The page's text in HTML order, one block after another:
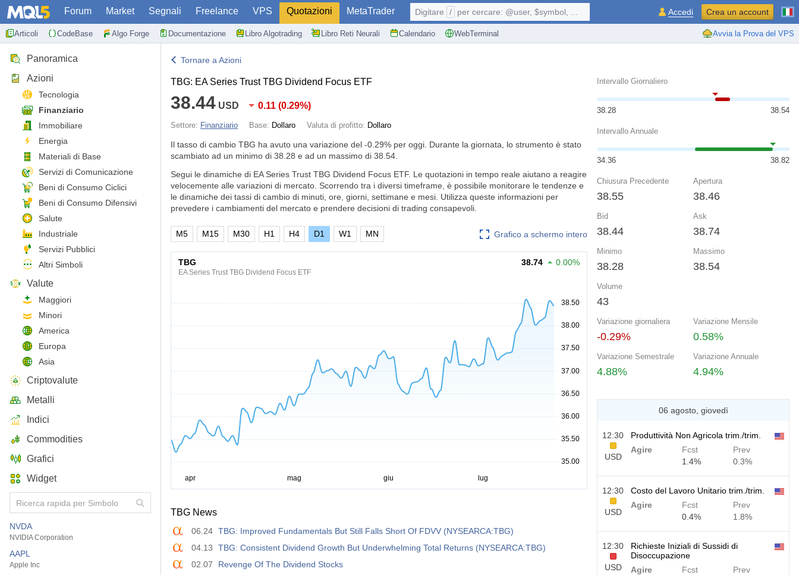
Forum Market Segnali Freelance VPS Quotazioni MetaTrader
Articoli CodeBase Algo Forge Documentazione Libro Algotrading Libro Reti Neurali Calendario WebTerminal Avvia la Prova del VPS
Digitare / per cercare: @user, $symbol, ... Accedi Crea un account
Panoramica
Azioni
Tecnologia
Finanziario
Immobiliare
Energia
Materiali di Base
Servizi di Comunicazione
Beni di Consumo Ciclici
Beni di Consumo Difensivi
Salute
Industriale
Servizi Pubblici
Altri Simboli
Valute
Maggiori
Minori
America
Europa
Asia
Criptovalute
Metalli
Indici
Commodities
Grafici
Widget
NVDA
NVIDIA Corporation
AAPL
Apple Inc
Tornare a Azioni
TBG: EA Series Trust TBG Dividend Focus ETF
38.44 USD 0.11 (0.29%)
Settore: Finanziario Base: Dollaro Valuta di profitto: Dollaro
Il tasso di cambio TBG ha avuto una variazione del -0.29% per oggi. Durante la giornata, lo strumento è stato
scambiato ad un minimo di 38.28 e ad un massimo di 38.54.
Segui le dinamiche di EA Series Trust TBG Dividend Focus ETF. Le quotazioni in tempo reale aiutano a reagire
velocemente alle variazioni di mercato. Scorrendo tra i diversi timeframe, è possibile monitorare le tendenze e
le dinamiche dei tassi di cambio di minuti, ore, giorni, settimane e mesi. Utilizza queste informazioni per
prevedere i cambiamenti del mercato e prendere decisioni di trading consapevoli.
Grafico a schermo intero
M5 M15 M30 H1 H4 D1 W1 MN
TBG
EA Series Trust TBG Dividend Focus ETF
38.74 0.00%
TBG News
06.24 TBG: Improved Fundamentals But Still Falls Short Of FDVV (NYSEARCA:TBG)
04.13
TBG: Consistent Dividend Growth But Underwhelming Total Returns (NYSEARCA:TBG)
02.07
Revenge Of The Dividend Stocks
Intervallo Giornaliero
38.28 38.54
Intervallo Annuale
34.36 38.82
Chiusura Precedente
38.55
Apertura
38.46
Bid
38.44
Ask
38.74
Minimo
38.28
Massimo
38.54
Volume
43
Variazione giornaliera
-0.29%
Variazione Mensile
0.58%
Variazione Semestrale
4.88%
Variazione Annuale
4.94%
06 agosto, giovedì
12:30
USD
Produttività Non Agricola trim./trim.
Agire
Fcst
1.4%
Prev
0.3%
12:30
USD
Costo del Lavoro Unitario trim./trim.
Agire
Fcst
0.4%
Prev
1.8%
12:30
USD
Richieste Iniziali di Sussidi di
Disoccupazione
Agire
Fcst
Prev